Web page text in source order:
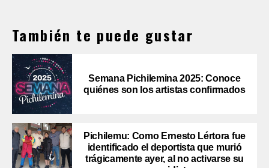
También te puede gustar
Semana Pichilemina 2025: Conoce
quiénes son los artistas confirmados
Pichilemu: Como Ernesto Lértora fue
identificado el deportista que murió
trágicamente ayer, al no activarse su